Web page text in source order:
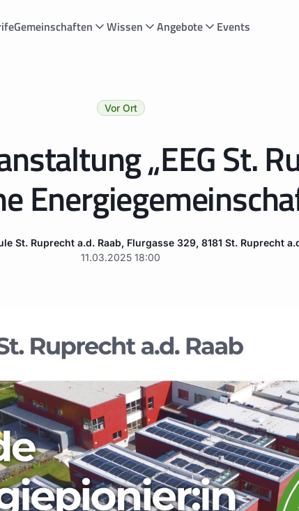
Gemeinschaften Wissen Angebote Events
Vor Ort
„EEG St.
St. Ruprecht a.d. Raab, Flurgasse 329, 8181 St. Ruprecht
11.03.2025 18:00